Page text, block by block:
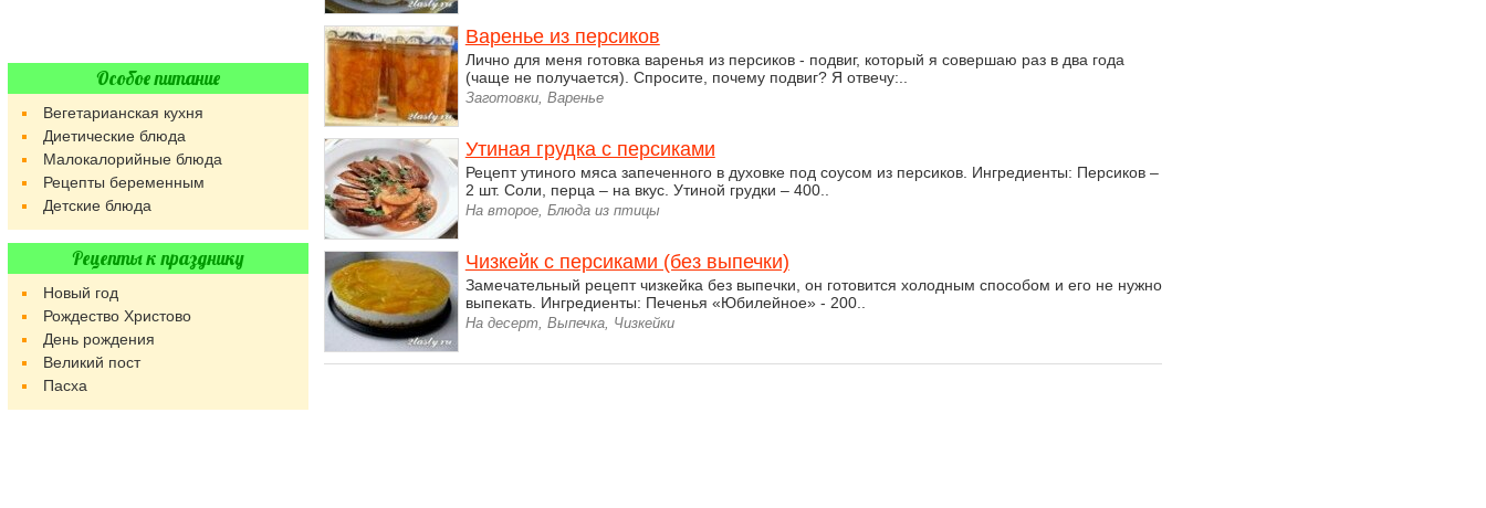
Варенье из персиков
Лично для меня готовка варенья из персиков - подвиг, который я совершаю раз в два года
(чаще не получается). Спросите, почему подвиг? Я отвечу:..
Заготовки, Варенье
Утиная грудка с персиками
Рецепт утиного мяса запеченного в духовке под соусом из персиков. Ингредиенты: Персиков –
2 шт. Соли, перца – на вкус. Утиной грудки – 400..
На второе, Блюда из птицы
Чизкейк с персиками (без выпечки)
Замечательный рецепт чизкейка без выпечки, он готовится холодным способом и его не нужно
выпекать. Ингредиенты: Печенья «Юбилейное» - 200..
На десерт, Выпечка, Чизкейки
Особое питание
Вегетарианская кухня
Диетические блюда
Малокалорийные блюда
Рецепты беременным
Детские блюда
Рецепты к празднику
Новый год
Рождество Христово
День рождения
Великий пост
Пасха